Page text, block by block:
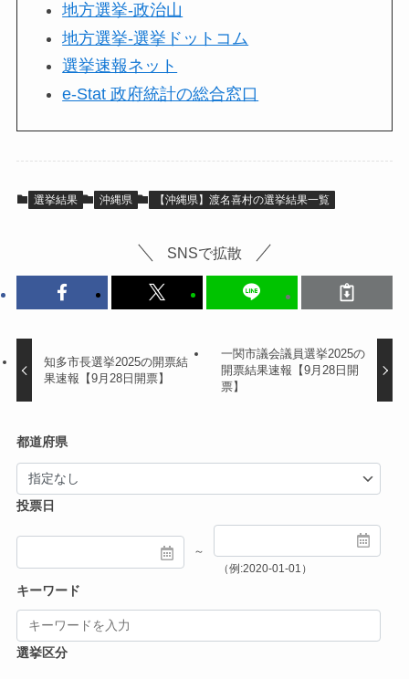
地方選挙-政治山
地方選挙-選挙ドットコム
選挙速報ネット
e-Stat 政府統計の総合窓口
選挙結果 沖縄県 【沖縄県】渡名喜村の選挙結果一覧
SNSで拡散
知多市長選挙2025の開票結
果速報【9月28日開票】
一関市議会議員選挙2025の
開票結果速報【9月28日開
票】
都道府県
投票日
～
（例:2020-01-01）
キーワード
選挙区分